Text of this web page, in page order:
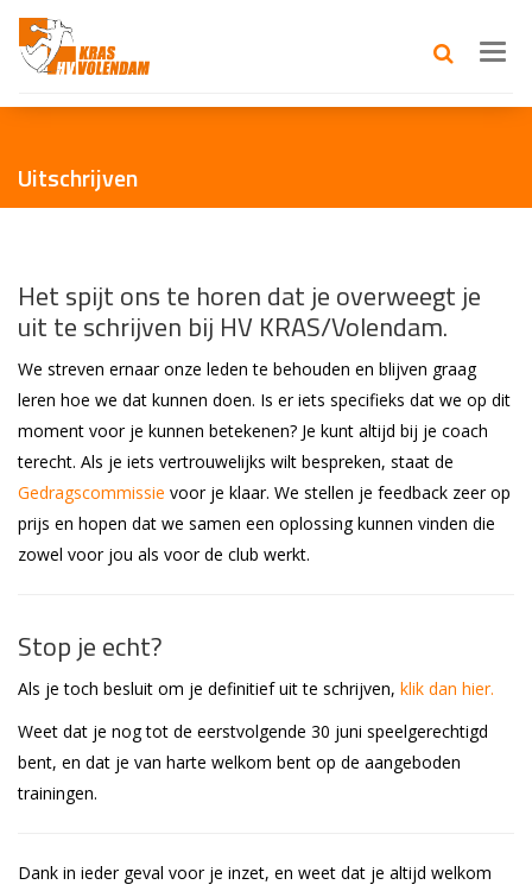
Uitschrijven
Het spijt ons te horen dat je overweegt je
uit te schrijven bij HV KRAS/Volendam.
We streven ernaar onze leden te behouden en blijven graag
leren hoe we dat kunnen doen. Is er iets specifieks dat we op dit
moment voor je kunnen betekenen? Je kunt altijd bij je coach
terecht. Als je iets vertrouwelijks wilt bespreken, staat de
Gedragscommissie voor je klaar. We stellen je feedback zeer op
prijs en hopen dat we samen een oplossing kunnen vinden die
zowel voor jou als voor de club werkt.
Stop je echt?
Als je toch besluit om je definitief uit te schrijven, klik dan hier.
Weet dat je nog tot de eerstvolgende 30 juni speelgerechtigd
bent, en dat je van harte welkom bent op de aangeboden
trainingen.
Dank in ieder geval voor je inzet, en weet dat je altijd welkom